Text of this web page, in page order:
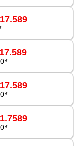
17.589
17.589
17.589
1.7589